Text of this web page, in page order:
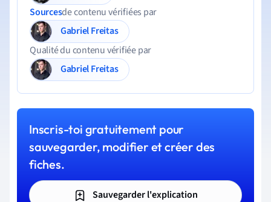
Sourcesde contenu vérifiées par
Gabriel Freitas
Qualité du contenu vérifiée par
Gabriel Freitas
Inscris-toi gratuitement pour
sauvegarder, modifier et créer des
fiches.
Sauvegarder l'explication